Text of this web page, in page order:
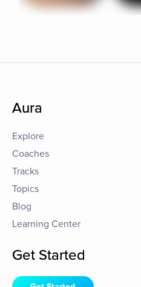
Aura
Explore
Coaches
Tracks
Topics
Blog
Learning Center
Get Started